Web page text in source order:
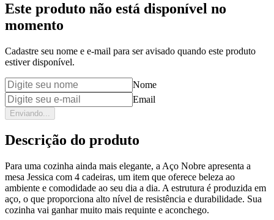
Este produto não está disponível no
momento
Cadastre seu nome e e-mail para ser avisado quando este produto
estiver disponível.
Nome
Email
Enviando...
Descrição do produto
Para uma cozinha ainda mais elegante, a Aço Nobre apresenta a
mesa Jessica com 4 cadeiras, um item que oferece beleza ao
ambiente e comodidade ao seu dia a dia. A estrutura é produzida em
aço, o que proporciona alto nível de resistência e durabilidade. Sua
cozinha vai ganhar muito mais requinte e aconchego.